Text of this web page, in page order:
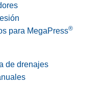
para MegaPress®
de drenajes